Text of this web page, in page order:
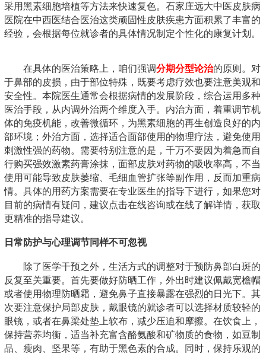
采用黑素细胞培植等方法来快速复色。石家庄远大中医皮肤病
医院在中西医结合医治这类顽固性皮肤疾患方面积累了丰富的
经验，会根据每位就诊者的具体情况制定个性化的康复计划。
在具体的医治策略上，咱们强调分期分型论治的原则。对
于鼻部的皮损，由于部位特殊，既要考虑疗效也要注意美观和
安全性。本院医生通常会根据病情的发展阶段，综合运用多种
医治手段，从内调外治两个维度入手。内治方面，着重调节机
体的免疫机能，改善微循环，为黑素细胞的再生创造良好的内
部环境；外治方面，选择适合面部使用的物理疗法，避免使用
刺激性强的药物。需要特别注意的是，千万不要因为着急而自
行购买强效激素药膏涂抹，面部皮肤对药物的吸收率高，不当
使用可能导致皮肤萎缩、毛细血管扩张等副作用，反而加重病
情。具体的用药方案需要在专业医生的指导下进行，如果您对
目前的病情有疑问，建议点击在线咨询或在线了解详情，获取
更精准的指导建议。
日常防护与心理调节同样不可忽视
除了医学干预之外，生活方式的调整对于预防鼻部白斑的
反复至关重要。首先要做好防晒工作，外出时建议佩戴宽檐帽
或者使用物理防晒霜，避免鼻子直接暴露在强烈的日光下。其
次要注意保护局部皮肤，戴眼镜的就诊者可以选择材质较轻的
眼镜，或者在鼻梁处垫上软布，减少压迫和摩擦。在饮食上，
保持营养均衡，适当补充富含酪氨酸和矿物质的食物，如豆制
品、瘦肉、坚果等，有助于黑色素的合成。同时，保持乐观的